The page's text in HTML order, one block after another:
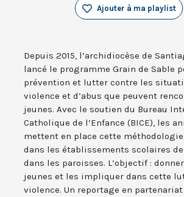
Ajouter à ma playlist
Depuis 2015, l’archidiocèse de
lancé le programme Grain de Sable
prévention et lutter contre les
violence et d’abus que peuvent
jeunes. Avec le soutien du Bureau
Catholique de l’Enfance (BICE), les
mettent en place cette
dans les établissements scolaires
dans les paroisses. L’objectif :
jeunes et les impliquer dans cette
violence. Un reportage en partenariat